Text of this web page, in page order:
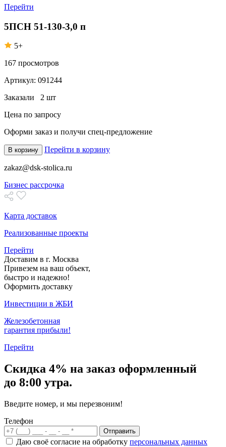
Перейти
5ПСН 51-130-3,0 п
5+
167 просмотров
Артикул: 091244
Заказали 2 шт
Цена по запросу
Оформи заказ и получи спец-предложение
В корзину Перейти в корзину
zakaz@dsk-stolica.ru
Бизнес рассрочка
Карта доставок
Реализованные проекты
Перейти
Доставим в г. Москва
Привезем на ваш объект,
быстро и надежно!
Оформить доставку
Инвестиции в ЖБИ
Железобетонная
гарантия прибыли!
Перейти
Скидка 4% на заказ оформленный
до 8:00 утра.
Введите номер, и мы перезвоним!
Телефон
Отправить
Даю своё согласие на обработку персональных данных